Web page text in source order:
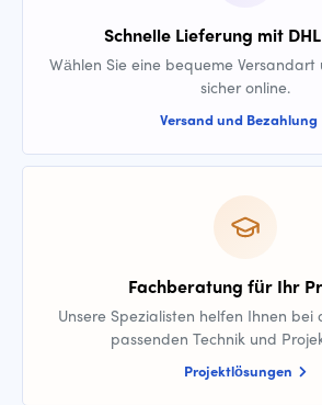
Schnelle Lieferung mit
Wählen Sie eine bequeme
sicher online.
Versand und Bezahlung
Fachberatung für Ihr
Unsere Spezialisten helfen Ihnen bei
passenden Technik und
Projektlösungen